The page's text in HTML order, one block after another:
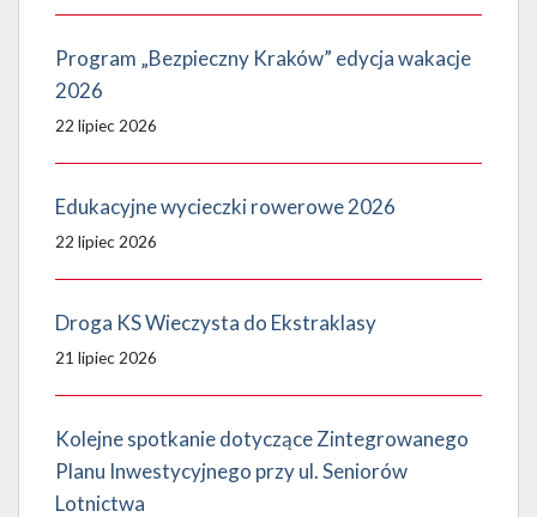
Program „Bezpieczny Kraków” edycja wakacje
2026
22 lipiec 2026
Edukacyjne wycieczki rowerowe 2026
22 lipiec 2026
Droga KS Wieczysta do Ekstraklasy
21 lipiec 2026
Kolejne spotkanie dotyczące Zintegrowanego
Planu Inwestycyjnego przy ul. Seniorów
Lotnictwa